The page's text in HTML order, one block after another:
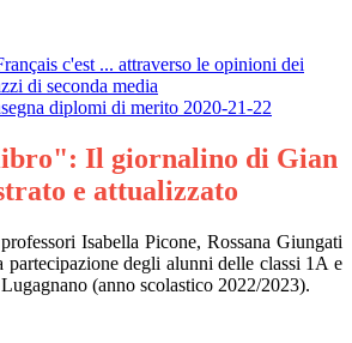
c'est ... attraverso le opinioni dei
di seconda media
diplomi di merito 2020-21-22
Il giornalino di Gian
e attualizzato
Isabella Picone, Rossana Giungati
partecipazione degli alunni delle classi 1A e
(anno scolastico 2022/2023).